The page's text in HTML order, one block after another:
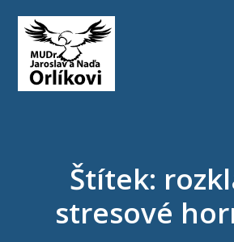
Štítek:
stresové